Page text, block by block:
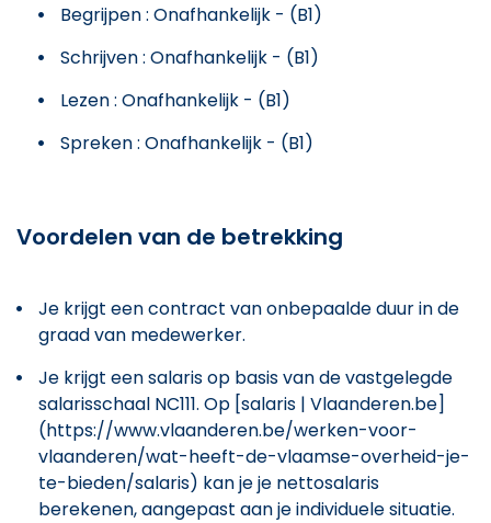
Begrijpen : Onafhankelijk - (B1)
Schrijven : Onafhankelijk - (B1)
Lezen : Onafhankelijk - (B1)
Spreken : Onafhankelijk - (B1)
Voordelen van de betrekking
Je krijgt een contract van onbepaalde duur in de
graad van medewerker.
Je krijgt een salaris op basis van de vastgelegde
salarisschaal NC111. Op [salaris | Vlaanderen.be]
(https://www.vlaanderen.be/werken-voor-
vlaanderen/wat-heeft-de-vlaamse-overheid-je-
te-bieden/salaris) kan je je nettosalaris
berekenen, aangepast aan je individuele situatie.